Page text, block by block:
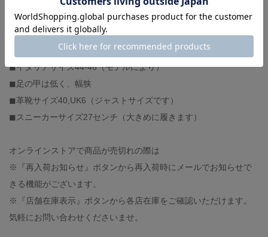
-スタッフ体型-
◼︎身長174センチ、体重60キロ
◼︎撫で肩、肩幅狭め
◼︎イタリアサイズ44-46（モデルにより）
◼︎足の甲は低く、幅狭
◼︎革靴サイズ40,UK6（ジャストサイズです）
◼︎スニーカーサイズ27センチ（大きめに履きます）
オンラインストアで商品が売切れの際は
※『再入荷お知らせ』ボタンから再入荷時にメールでお知らせで
きる機能がございます。
※『店舗在庫表示』ボタンから各店在庫をご確認いただけます。
気軽にお問い合わせくださいませ。